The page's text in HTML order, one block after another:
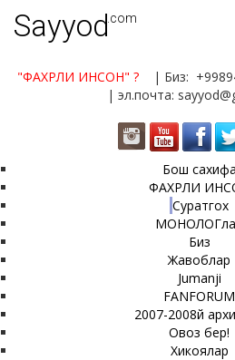
Sayyod.com
"ФАХРЛИ ИНСОН" ?
| Биз:
| эл.почта:
Бош сахифа
ФАХРЛИ
Суратгох
Биз
Жавоблар
Jumanji
FANFORUM
2007-2008й
Овоз бер!
Хикоялар